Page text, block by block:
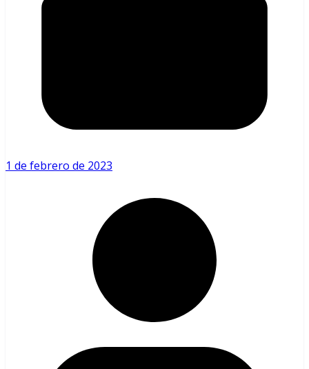
1 de febrero de 2023